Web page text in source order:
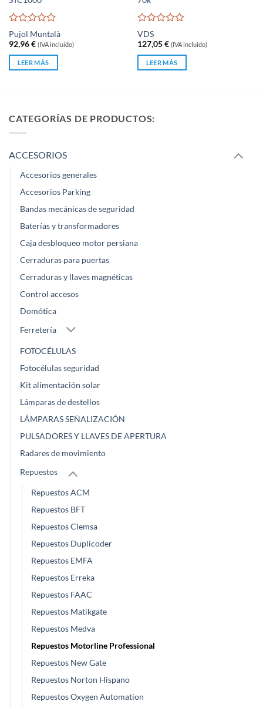
Valorado
con
0
5
Pujol Muntalà
92,96€ (IVA incluido)
LEER MÁS
Valorado
con
0
5
VDS
127,05€ (IVA incluido)
LEER MÁS
CATEGORÍAS DE PRODUCTOS:
ACCESORIOS
Accesorios generales
Accesorios Parking
Bandas mecánicas de seguridad
Baterías y transformadores
Caja desbloqueo motor persiana
Cerraduras para puertas
Cerraduras y llaves magnéticas
Control accesos
Domótica
Ferretería
FOTOCÉLULAS
Fotocélulas seguridad
Kit alimentación solar
Lámparas de destellos
LÁMPARAS SEÑALIZACIÓN
PULSADORES Y LLAVES DE APERTURA
Radares de movimiento
Repuestos
Repuestos ACM
Repuestos BFT
Repuestos Clemsa
Repuestos Duplicoder
Repuestos EMFA
Repuestos Erreka
Repuestos FAAC
Repuestos Matikgate
Repuestos Medva
Repuestos Motorline Professional
Repuestos New Gate
Repuestos Norton Hispano
Repuestos Oxygen Automation